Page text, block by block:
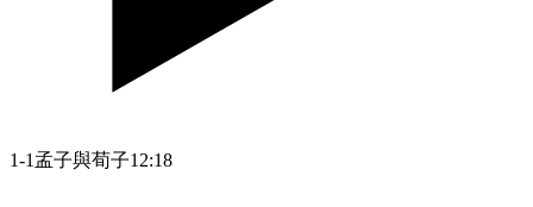
1-1孟子與荀子12:18